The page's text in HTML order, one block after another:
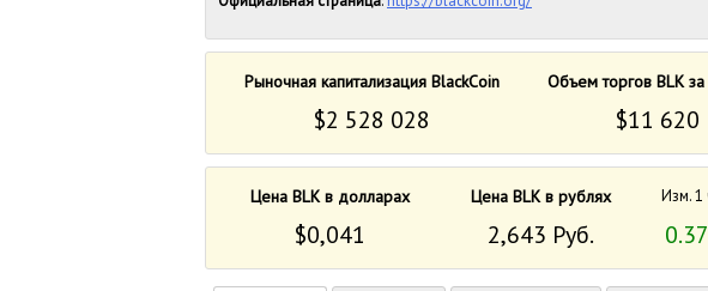
Рыночная капитализация BlackCoin Объем торгов BLK
$2 528 028 $11 620
Цена BLK в долларах Цена BLK в рублях Изм. 1
$0,041 2,643 Руб.